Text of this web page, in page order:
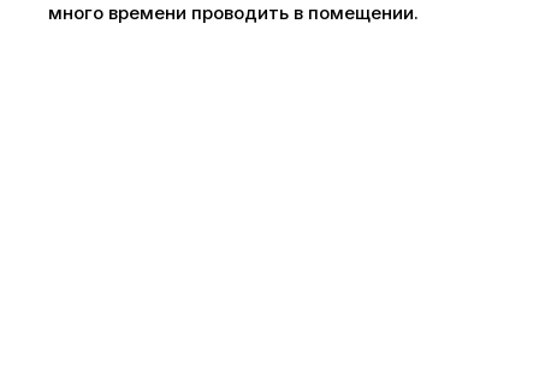
много времени проводить в помещении.